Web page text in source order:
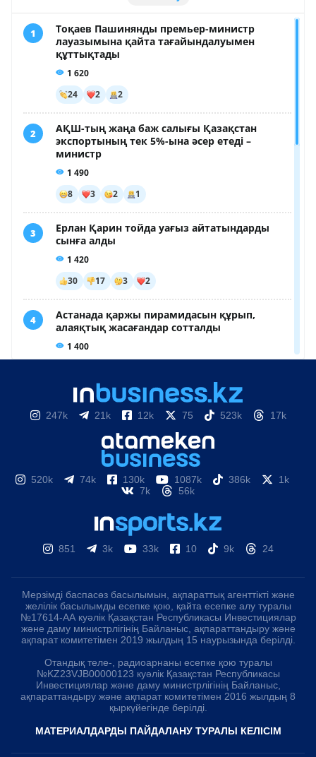
247k 21k 12k 75 523k 17k
520k 74k 130k 1087k 386k
1k
7k
56k
851 3k 33k 10 9k 24
Мерзімді баспасөз басылымын, ақпараттық агенттікті және
желілік басылымды есепке қою, қайта есепке алу туралы
№17614-АА куәлік Қазақстан Республикасы Инвестициялар
және даму министрлігінің Байланыс, ақпараттандыру және
ақпарат комитетімен 2019 жылдың 15 наурызында берілді.
Отандық теле-, радиоарнаны есепке қою туралы
№KZ23VJB00000123 куәлік Қазақстан Республикасы
Инвестициялар және даму министрлігінің Байланыс,
ақпараттандыру және ақпарат комитетімен 2016 жылдың 8
қыркүйегінде берілді.
МАТЕРИАЛДАРДЫ ПАЙДАЛАНУ ТУРАЛЫ КЕЛІСІМ